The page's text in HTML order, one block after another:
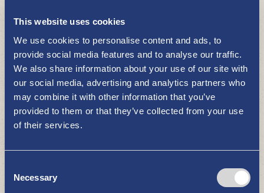
This website uses cookies
We use cookies to personalise content and ads, to
provide social media features and to analyse our traffic.
We also share information about your use of our site with
our social media, advertising and analytics partners who
may combine it with other information that you’ve
provided to them or that they’ve collected from your use
of their services.
Selection
Necessary
Velhoveden rengastie
MERI JA LUONTO